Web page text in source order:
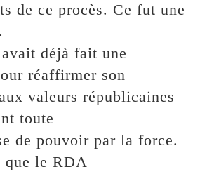
de ce procès. Ce fut une
déjà fait une
réaffirmer son
valeurs républicaines
toute
de pouvoir par la force.
que le RDA